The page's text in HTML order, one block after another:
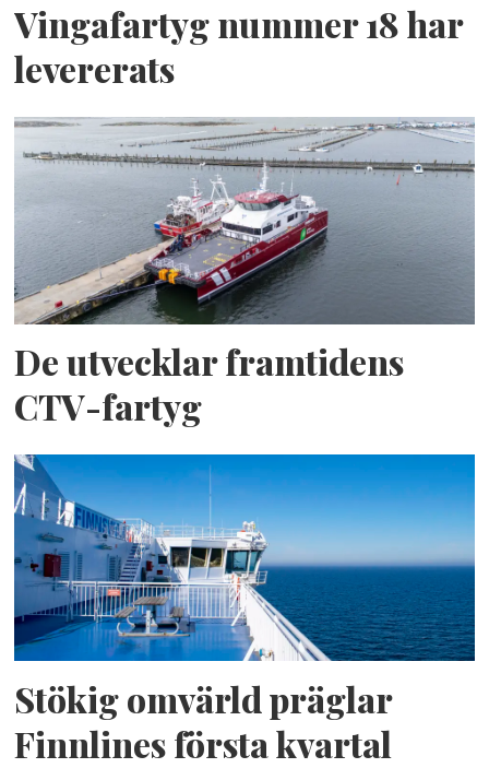
Vingafartyg nummer 18 har
levererats
De utvecklar framtidens
CTV-fartyg
Stökig omvärld präglar
Finnlines första kvartal